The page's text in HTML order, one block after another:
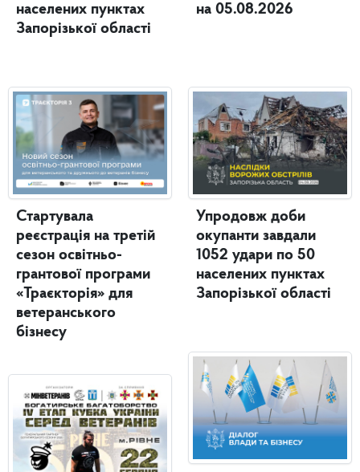
населених пунктах
Запорізької області
Стартувала
реєстрація на третій
сезон освітньо-
грантової програми
«Траєкторія» для
ветеранського
бізнесу
на 05.08.2026
Упродовж доби
окупанти завдали
1052 удари по 50
населених пунктах
Запорізької області